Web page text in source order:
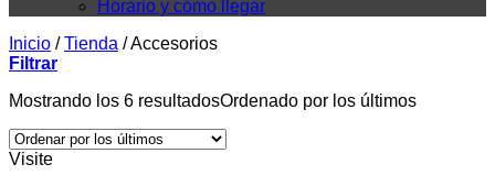
Horario y cómo llegar
Inicio / Tienda /Accesorios
Filtrar
Mostrando los 6 resultadosOrdenado por los últimos
Visite